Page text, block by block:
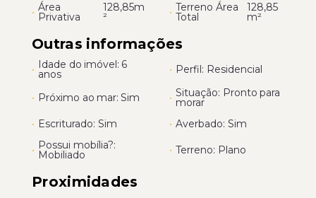
• Área
Privativa
128,85m
² • Terreno Área
Total
128,85
m²
Outras informações
• Idade do imóvel: 6
anos • Perfil: Residencial
• Próximo ao mar: Sim • Situação: Pronto para
morar
• Escriturado: Sim • Averbado: Sim
• Possui mobília?:
Mobiliado • Terreno: Plano
Proximidades